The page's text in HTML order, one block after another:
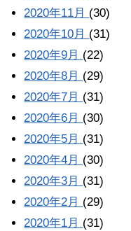
2020年11月 (30)
2020年10月 (31)
2020年9月 (22)
2020年8月 (29)
2020年7月 (31)
2020年6月 (30)
2020年5月 (31)
2020年4月 (30)
2020年3月 (31)
2020年2月 (29)
2020年1月 (31)